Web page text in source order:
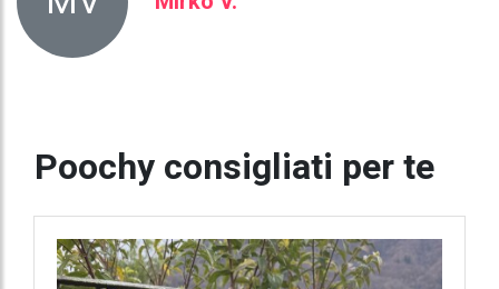
Poochy consigliati per te